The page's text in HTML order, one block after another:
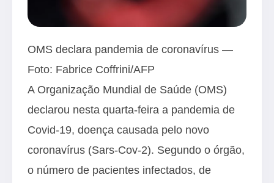
OMS declara pandemia de coronavírus —
Foto: Fabrice Coffrini/AFP
A Organização Mundial de Saúde (OMS)
declarou nesta quarta-feira a pandemia de
Covid-19, doença causada pelo novo
coronavírus (Sars-Cov-2). Segundo o órgão,
o número de pacientes infectados, de